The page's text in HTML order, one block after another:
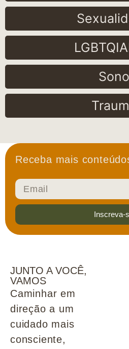
Sono
Receba mais
Inscreva-
JUNTO A VOCÊ,
VAMOS
Caminhar em
direção a um
cuidado mais
consciente,